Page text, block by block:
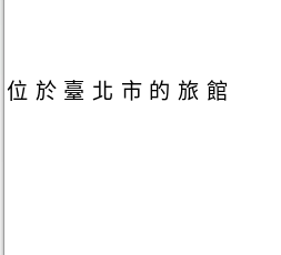
位於臺北市的旅館